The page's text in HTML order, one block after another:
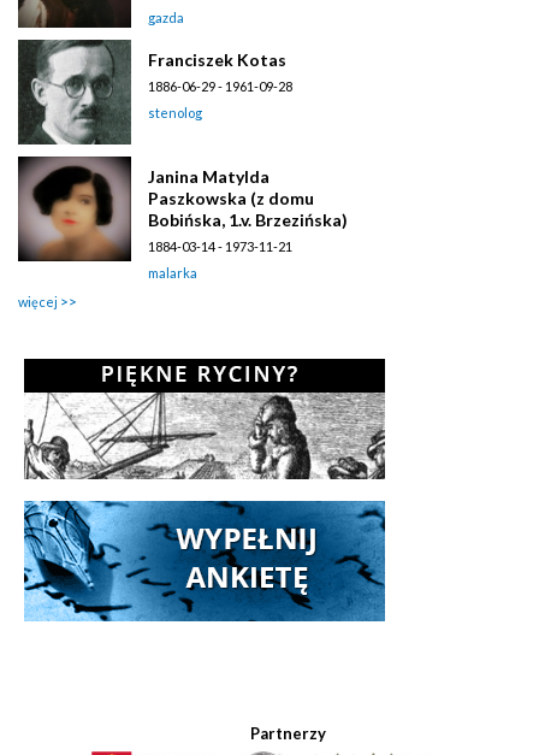
gazda
Franciszek Kotas
1886-06-29 - 1961-09-28
stenolog
Janina Matylda
Paszkowska (z domu
Bobińska, 1.v. Brzezińska)
1884-03-14 - 1973-11-21
malarka
więcej
Partnerzy